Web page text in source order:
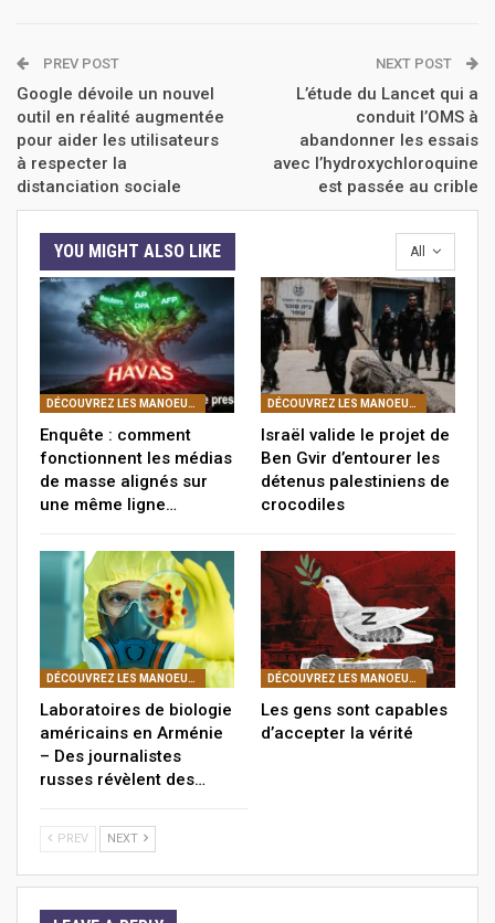
PREV POST
Google dévoile un nouvel
outil en réalité augmentée
pour aider les utilisateurs
à respecter la
distanciation sociale
NEXT POST
L’étude du Lancet qui a
conduit l’OMS à
abandonner les essais
avec l’hydroxychloroquine
est passée au crible
All
YOU MIGHT ALSO LIKE
DÉCOUVREZ LES MANOEUVRES DE LA FRANC-MAÇONNERIE
Enquête : comment
fonctionnent les médias
de masse alignés sur
une même ligne…
DÉCOUVREZ LES MANOEUVRES DE LA FRANC-MAÇONNERIE
Israël valide le projet de
Ben Gvir d’entourer les
détenus palestiniens de
crocodiles
DÉCOUVREZ LES MANOEUVRES DE LA FRANC-MAÇONNERIE
Laboratoires de biologie
américains en Arménie
– Des journalistes
russes révèlent des…
DÉCOUVREZ LES MANOEUVRES DE LA FRANC-MAÇONNERIE
Les gens sont capables
d’accepter la vérité
PREV NEXT